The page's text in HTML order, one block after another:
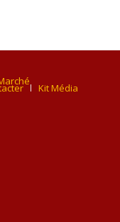
Kit Média